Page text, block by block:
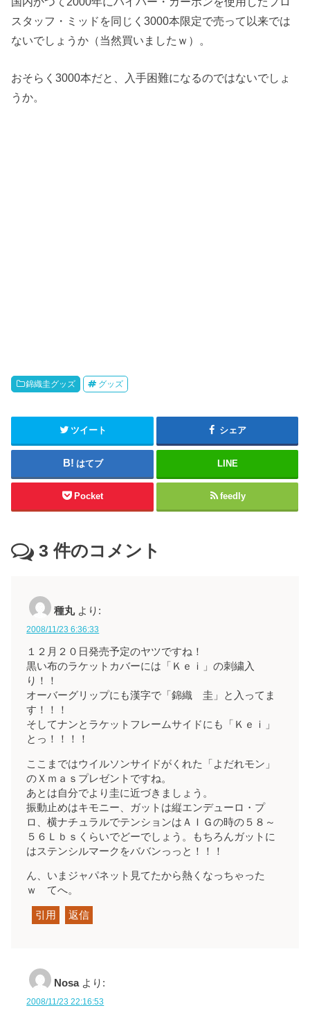
スタッフ・ミッドを同じく3000本限定で売って以来では
ないでしょうか（当然買いましたｗ）。
おそらく3000本だと、入手困難になるのではないでしょ
うか。
錦織圭グッズ グッズ
ツイート シェア
はてブ LINE
Pocket feedly
3 件のコメント
種丸 より:
2008/11/23 6:36:33
１２月２０日発売予定のヤツですね！
黒い布のラケットカバーには「Ｋｅｉ」の刺繍入
り！！
オーバーグリップにも漢字で「錦織 圭」と入ってま
す！！！
そしてナンとラケットフレームサイドにも「Ｋｅｉ」
とっ！！！！
ここまではウイルソンサイドがくれた「よだれモン」
のＸｍａｓプレゼントですね。
あとは自分でより圭に近づきましょう。
振動止めはキモニー、ガットは縦エンデューロ・プ
ロ、横ナチュラルでテンションはＡＩＧの時の５８～
５６Ｌｂｓくらいでどーでしょう。もちろんガットに
はステンシルマークをババンっっと！！！
ん、いまジャパネット見てたから熱くなっちゃった
ｗ てへ。
引用 返信
Nosa より:
2008/11/23 22:16:53